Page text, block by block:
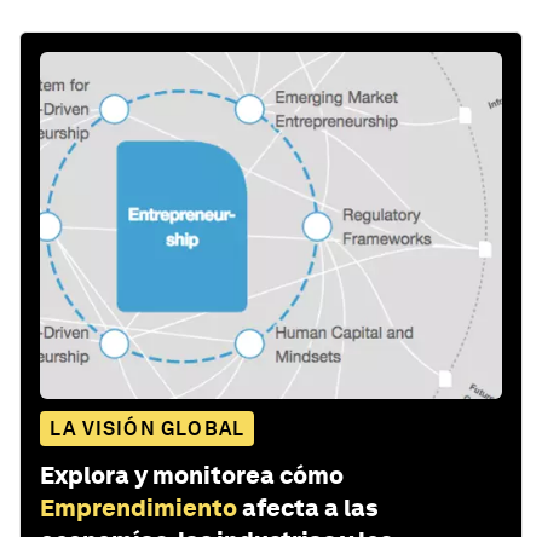
LA VISIÓN GLOBAL
Explora y monitorea cómo
Emprendimientoafecta a las